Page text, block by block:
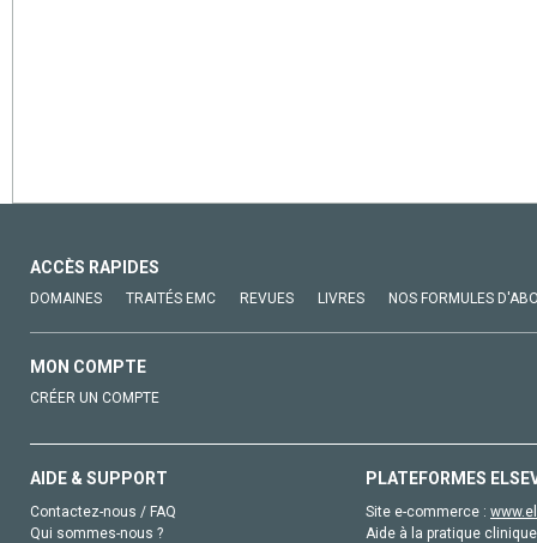
ACCÈS RAPIDES
DOMAINES TRAITÉS EMC REVUES LIVRES NOS FORMULES
MON COMPTE
CRÉER UN COMPTE
AIDE & SUPPORT
Contactez-nous / FAQ
Qui sommes-nous ?
PLATEFORMES
Site e-commerce :
Aide à la pratique